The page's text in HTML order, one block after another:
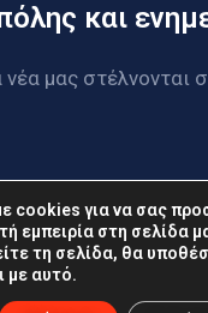
και
νέα μας στέλνονται
© 2022. Με
δικαιώματος
cookies για να σας
εμπειρία στη σελίδα
τη σελίδα, θα
με αυτό.